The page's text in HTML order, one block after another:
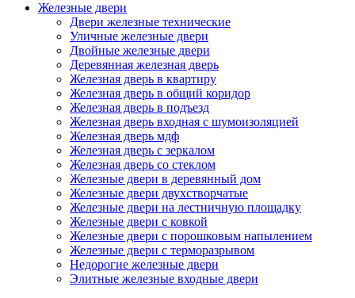
Железные двери
Двери железные технические
Уличные железные двери
Двойные железные двери
Деревянная железная дверь
Железная дверь в квартиру
Железная дверь в общий коридор
Железная дверь в подъезд
Железная дверь входная с шумоизоляцией
Железная дверь мдф
Железная дверь с зеркалом
Железная дверь со стеклом
Железные двери в деревянный дом
Железные двери двухстворчатые
Железные двери на лестничную площадку
Железные двери с ковкой
Железные двери с порошковым напылением
Железные двери с терморазрывом
Недорогие железные двери
Элитные железные входные двери